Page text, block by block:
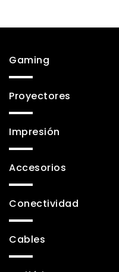
Gaming
Proyectores
Impresión
Accesorios
Conectividad
Cables